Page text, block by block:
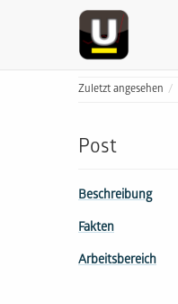
Zuletzt angesehen
Post
Beschreibung
Fakten
Arbeitsbereich